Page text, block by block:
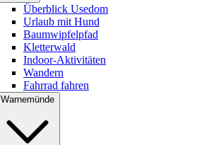
Überblick Usedom
Urlaub mit Hund
Baumwipfelpfad
Kletterwald
Indoor-Aktivitäten
Wandern
Fahrrad fahren
Warnemünde